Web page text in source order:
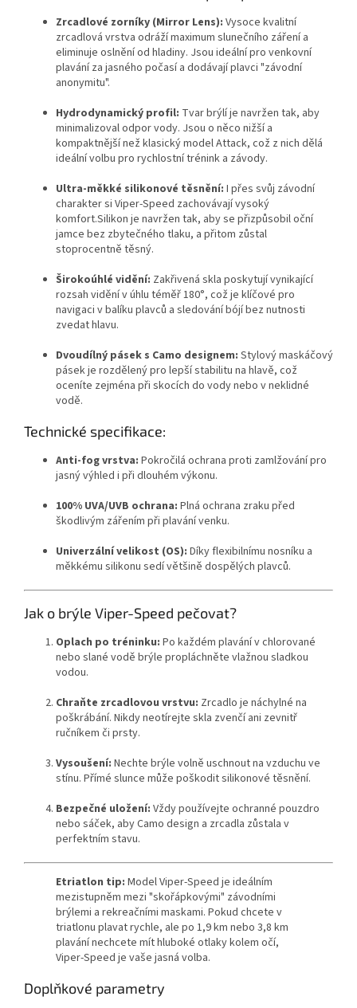
Zrcadlové zorníky (Mirror Lens): Vysoce kvalitní
zrcadlová vrstva odráží maximum slunečního záření a
eliminuje oslnění od hladiny. Jsou ideální pro venkovní
plavání za jasného počasí a dodávají plavci "závodní
anonymitu".
Hydrodynamický profil: Tvar brýlí je navržen tak, aby
minimalizoval odpor vody. Jsou o něco nižší a
kompaktnější než klasický model Attack, což z nich dělá
ideální volbu pro rychlostní trénink a závody.
Ultra-měkké silikonové těsnění: I přes svůj závodní
charakter si Viper-Speed zachovávají vysoký
komfort.Silikon je navržen tak, aby se přizpůsobil oční
jamce bez zbytečného tlaku, a přitom zůstal
stoprocentně těsný.
Širokoúhlé vidění: Zakřivená skla poskytují vynikající
rozsah vidění v úhlu téměř180°, což je klíčové pro
navigaci v balíku plavců a sledování bójí bez nutnosti
zvedat hlavu.
Dvoudílný pásek s Camo designem: Stylový maskáčový
pásek je rozdělený pro lepší stabilitu na hlavě, což
oceníte zejména při skocích do vody nebo v neklidné
vodě.
Technické specifikace:
Anti-fog vrstva: Pokročilá ochrana proti zamlžování pro
jasný výhled i při dlouhém výkonu.
100% UVA/UVB ochrana: Plná ochrana zraku před
škodlivým zářením při plavání venku.
Univerzální velikost (OS): Díky flexibilnímu nosníku a
měkkému silikonu sedí většině dospělých plavců.
Jak o brýle Viper-Speed pečovat?
Oplach po tréninku: Po každém plavání v chlorované
nebo slané vodě brýle propláchněte vlažnou sladkou
vodou.
Chraňte zrcadlovou vrstvu: Zrcadlo je náchylné na
poškrábání. Nikdy neotírejte skla zvenčí ani zevnitř
ručníkem či prsty.
Vysoušení: Nechte brýle volně uschnout na vzduchu ve
stínu. Přímé slunce může poškodit silikonové těsnění.
Bezpečné uložení: Vždy používejte ochranné pouzdro
nebo sáček, aby Camo design a zrcadla zůstala v
perfektním stavu.
Etriatlon tip: Model Viper-Speed je ideálním
mezistupněm mezi "skořápkovými" závodními
brýlemi a rekreačními maskami. Pokud chcete v
triatlonu plavat rychle, ale po 1,9 km nebo 3,8 km
plavání nechcete mít hluboké otlaky kolem očí,
Viper-Speed je vaše jasná volba.
Doplňkové parametry